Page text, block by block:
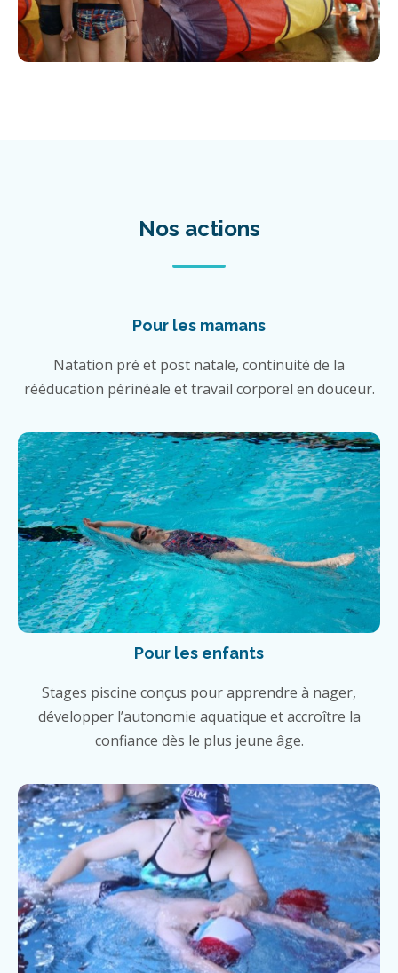
Nos actions
Pour les mamans
Natation pré et post natale, continuité de la
rééducation périnéale et travail corporel en douceur.
Pour les enfants
Stages piscine conçus pour apprendre à nager,
développer l’autonomie aquatique et accroître la
confiance dès le plus jeune âge.